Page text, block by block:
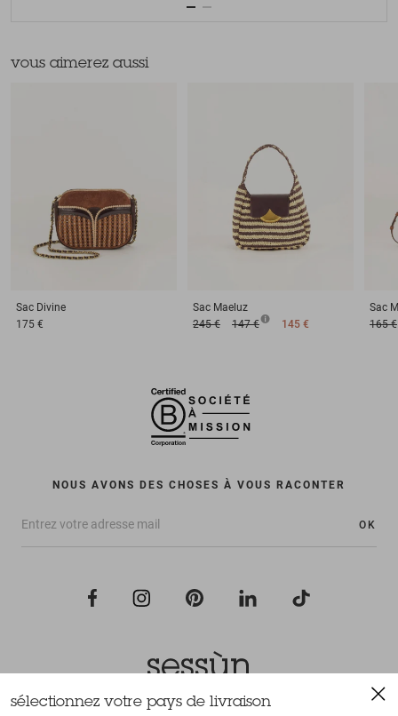
vous aimerez aussi
Sac Divine
175 €
Sac Maeluz
245 €
147 € 145 €
Sac
165 €
NOUS AVONS DES CHOSES À VOUS RACONTER
OK
Tous droits réservés Sessùn 2022
sélectionnez votre pays de livraison